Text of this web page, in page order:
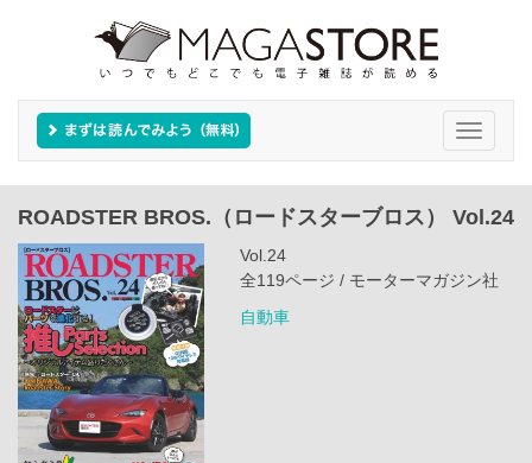
Toggle
ROADSTER BROS.（ロードスターブロス） Vol.24
Vol.24
全119ページ / モーターマガジン社
自動車